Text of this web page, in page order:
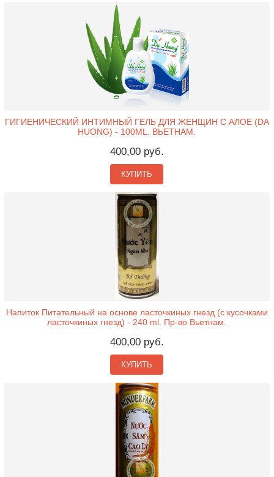
ГИГИЕНИЧЕСКИЙ ИНТИМНЫЙ ГЕЛЬ ДЛЯ ЖЕНЩИН С АЛОЕ (DA
HUONG) - 100ML. ВЬЕТНАМ.
400,00 руб.
КУПИТЬ
Напиток Питательный на основе ласточкиных гнезд (с кусочками
ласточкиных гнезд) - 240 ml. Пр-во Вьетнам.
400,00 руб.
КУПИТЬ